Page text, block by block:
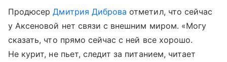
ПродюсерДмитрия Диброва отметил, что сейчас
у Аксеновой нет связи с внешним миром. «Могу
сказать, что прямо сейчас с ней все хорошо.
Не курит, не пьет, следит за питанием, читает